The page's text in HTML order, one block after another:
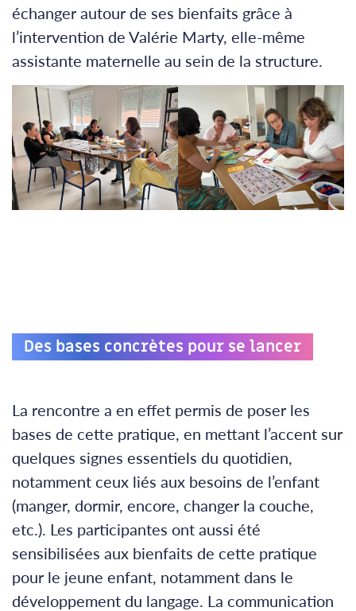
échanger autour de ses bienfaits grâce à
l’intervention de Valérie Marty, elle-même
assistante maternelle au sein de la structure.
Des bases concrètes pour se lancer
La rencontre a en effet permis de poser les
bases de cette pratique, en mettant l’accent sur
quelques signes essentiels du quotidien,
notamment ceux liés aux besoins de l’enfant
(manger, dormir, encore, changer la couche,
etc.). Les participantes ont aussi été
sensibilisées aux bienfaits de cette pratique
pour le jeune enfant, notamment dans le
développement du langage. La communication